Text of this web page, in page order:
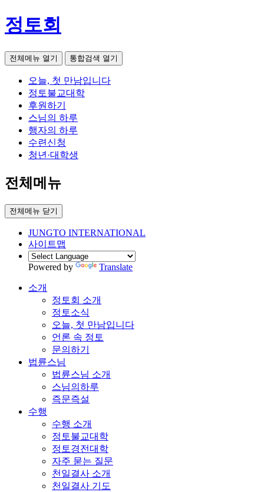
정토회
전체메뉴 열기 통합검색 열기
오늘, 첫 만남입니다
정토불교대학
후원하기
스님의 하루
행자의 하루
수련신청
청년·대학생
전체메뉴
전체메뉴 닫기
JUNGTO INTERNATIONAL
사이트맵
Powered by Translate
소개
정토회 소개
정토소식
오늘, 첫 만남입니다
언론 속 정토
문의하기
법륜스님
법륜스님 소개
스님의하루
즉문즉설
수행
수행 소개
정토불교대학
정토경전대학
자주 묻는 질문
천일결사 소개
천일결사 기도